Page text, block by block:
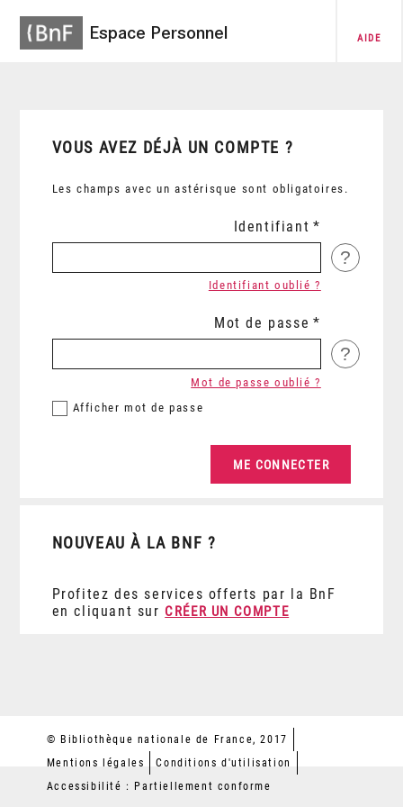
Espace Personnel AIDE
VOUS AVEZ DÉJÀ UN COMPTE ?
Les champs avec un astérisque sont obligatoires.
Identifiant
?
Identifiant oublié ?
Mot de passe
?
Afficher mot de passe
Mot de passe oublié ?
NOUVEAU À LA BNF ?
Profitez des services offerts par la BnF
en cliquant sur CRÉER UN COMPTE
© Bibliothèque nationale de France, 2017
Mentions légales
Conditions d'utilisation
Accessibilité : Partiellement conforme